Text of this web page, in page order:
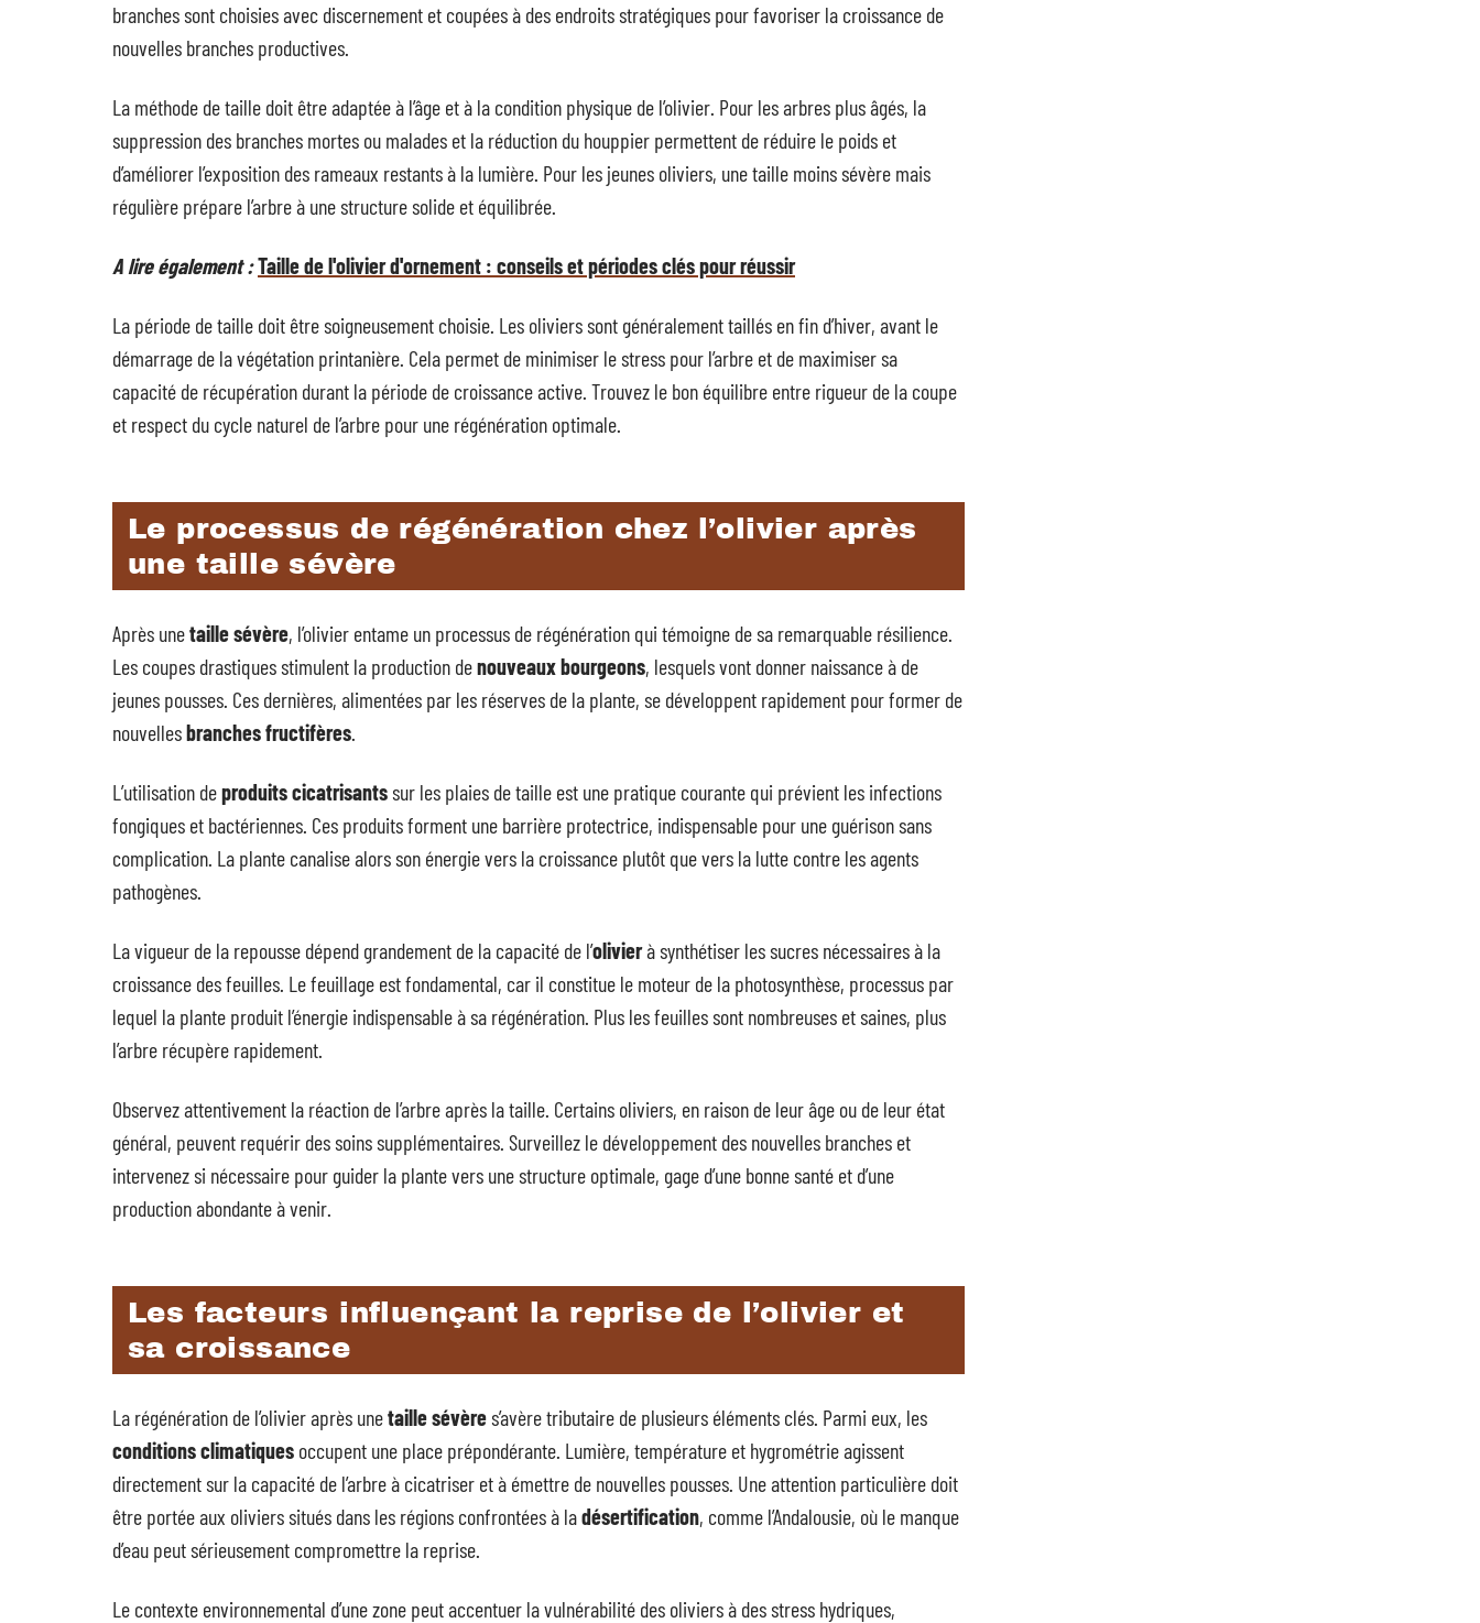
branches sont choisies avec discernement et coupées à des endroits stratégiques pour favoriser la croissance de
nouvelles branches productives.
La méthode de taille doit être adaptée à l’âge et à la condition physique de l’olivier. Pour les arbres plus âgés, la
suppression des branches mortes ou malades et la réduction du houppier permettent de réduire le poids et
d’améliorer l’exposition des rameaux restants à la lumière. Pour les jeunes oliviers, une taille moins sévère mais
régulière prépare l’arbre à une structure solide et équilibrée.
A lire également :Taille de l'olivier d'ornement : conseils et périodes clés pour réussir
La période de taille doit être soigneusement choisie. Les oliviers sont généralement taillés en fin d’hiver, avant le
démarrage de la végétation printanière. Cela permet de minimiser le stress pour l’arbre et de maximiser sa
capacité de récupération durant la période de croissance active. Trouvez le bon équilibre entre rigueur de la coupe
et respect du cycle naturel de l’arbre pour une régénération optimale.
Le processus de régénération chez l’olivier après
une taille sévère
Après unetaille sévère, l’olivier entame un processus de régénération qui témoigne de sa remarquable résilience.
Les coupes drastiques stimulent la production denouveaux bourgeons, lesquels vont donner naissance à de
jeunes pousses. Ces dernières, alimentées par les réserves de la plante, se développent rapidement pour former de
nouvellesbranches fructifères.
L’utilisation deproduits cicatrisantssur les plaies de taille est une pratique courante qui prévient les infections
fongiques et bactériennes. Ces produits forment une barrière protectrice, indispensable pour une guérison sans
complication. La plante canalise alors son énergie vers la croissance plutôt que vers la lutte contre les agents
pathogènes.
La vigueur de la repousse dépend grandement de la capacité de l’olivierà synthétiser les sucres nécessaires à la
croissance des feuilles. Le feuillage est fondamental, car il constitue le moteur de la photosynthèse, processus par
lequel la plante produit l’énergie indispensable à sa régénération. Plus les feuilles sont nombreuses et saines, plus
l’arbre récupère rapidement.
Observez attentivement la réaction de l’arbre après la taille. Certains oliviers, en raison de leur âge ou de leur état
général, peuvent requérir des soins supplémentaires. Surveillez le développement des nouvelles branches et
intervenez si nécessaire pour guider la plante vers une structure optimale, gage d’une bonne santé et d’une
production abondante à venir.
Les facteurs influençant la reprise de l’olivier et
sa croissance
La régénération de l’olivier après unetaille sévères’avère tributaire de plusieurs éléments clés. Parmi eux, les
conditions climatiques occupent une place prépondérante. Lumière, température et hygrométrie agissent
directement sur la capacité de l’arbre à cicatriser et à émettre de nouvelles pousses. Une attention particulière doit
être portée aux oliviers situés dans les régions confrontées à ladésertification, comme l’Andalousie, où le manque
d’eau peut sérieusement compromettre la reprise.
Le contexte environnemental d’une zone peut accentuer la vulnérabilité des oliviers à des stress hydriques,